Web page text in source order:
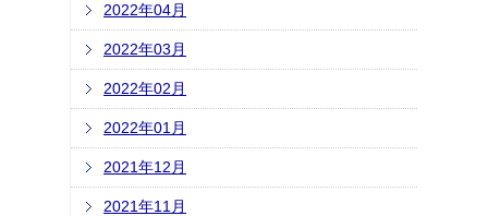
2022年04月
2022年03月
2022年02月
2022年01月
2021年12月
2021年11月